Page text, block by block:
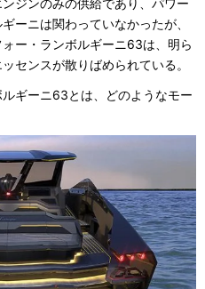
ーニは関わっていなかったが、
ー・ランボルギーニ63は、明ら
センスが散りばめられている。
ギーニ63とは、どのようなモー